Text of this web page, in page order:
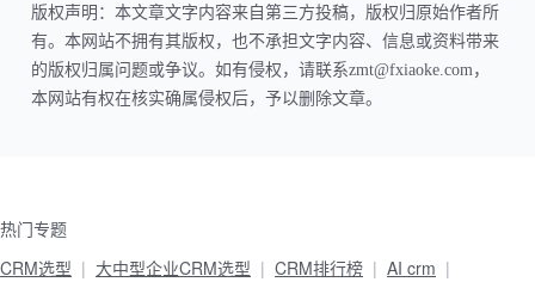
版权声明：本文章文字内容来自第三方投稿，版权归原始作者所
有。本网站不拥有其版权，也不承担文字内容、信息或资料带来
的版权归属问题或争议。如有侵权，请联系zmt@fxiaoke.com，
本网站有权在核实确属侵权后，予以删除文章。
热门专题
CRM选型
大中型企业CRM选型 CRM排行榜
AI crm